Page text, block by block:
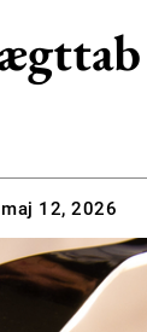
maj 12, 2026